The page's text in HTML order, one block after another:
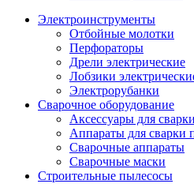
Электроинструменты
Отбойные молотки
Перфораторы
Дрели электрические
Лобзики
Электрорубанки
Сварочное оборудование
Аксессуары для сварки
Аппараты для сварки
Сварочные аппараты
Сварочные маски
Строительные пылесосы